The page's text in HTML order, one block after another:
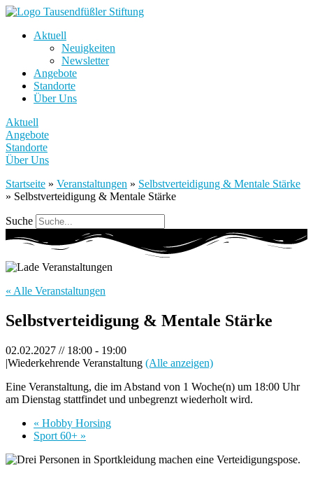
Aktuell
Neuigkeiten
Newsletter
Angebote
Standorte
Über Uns
Aktuell
Angebote
Standorte
Über Uns
Startseite » Veranstaltungen » Selbstverteidigung & Mentale Stärke
» Selbstverteidigung & Mentale Stärke
Suche
« Alle Veranstaltungen
Selbstverteidigung & Mentale Stärke
02.02.2027 // 18:00 - 19:00
|Wiederkehrende Veranstaltung (Alle anzeigen)
Eine Veranstaltung, die im Abstand von 1 Woche(n) um 18:00 Uhr
am Dienstag stattfindet und unbegrenzt wiederholt wird.
« Hobby Horsing
Sport 60+ »